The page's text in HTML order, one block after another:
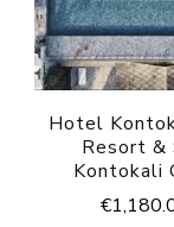
Hotel
Resort &
Kontokali
€